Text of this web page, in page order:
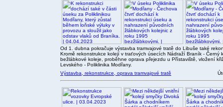
Od 1. dubna pokračuje výstavba tramvajové tratě do Libuše také
Kromě rekonstrukce kolejí v traťových úsecích Nádraží Braník -
bežlábkové koleje, proběhne oprava přejezdu u Přístaviště, vložení
Levského - Poliklinika Modřany.
Výstavba, rekonstrukce, oprava tramvajové tratě